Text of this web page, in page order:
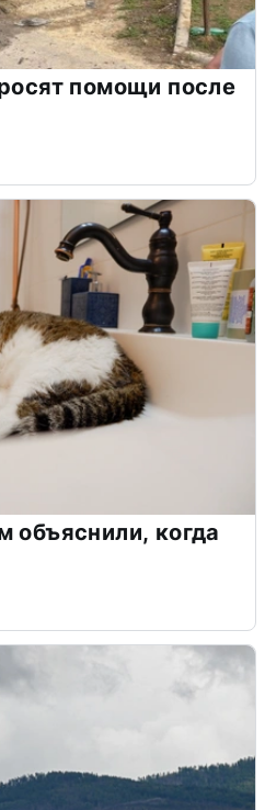
помощи после
объяснили, когда